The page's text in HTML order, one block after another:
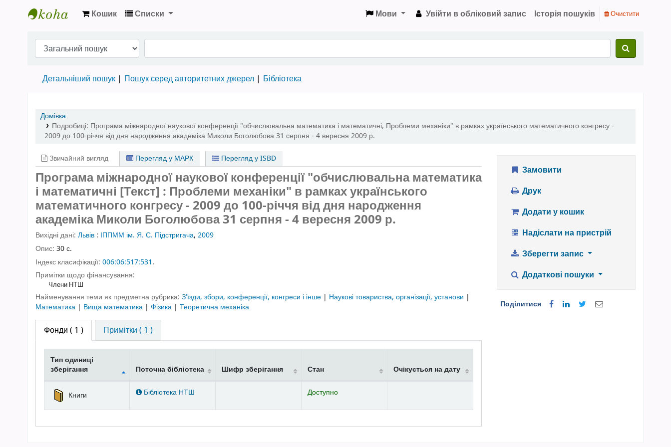
Кошик Списки Мови Увійти в обліковий запис Історія пошуків Очистити
Детальніший пошук Пошук серед авторитетних джерел Бібліотека
Домівка
Подробиці: Програма міжнародної наукової конференції "обчислювальна математика і математичні, Проблеми механіки" в рамках українського математичного конгресу -
2009 до 100-річчя від дня народження академіка Миколи Боголюбова 31 серпня - 4 вересня 2009 р.
Звичайний вигляд Перегляд у МАРК Перегляд у ISBD
Програма міжнародної наукової конференції "обчислювальна математика
і математичні [Текст] : Проблеми механіки" в рамках українського
математичного конгресу - 2009 до 100-річчя від дня народження
академіка Миколи Боголюбова 31 серпня - 4 вересня 2009 р.
Вихідні дані: Львів : ІППММ ім. Я. С. Підстригача, 2009
Опис: 30 с.
Індекс класифікації: 006:06:517:531.
Примітки щодо фінансування:
Члени НТШ
Найменування теми як предметна рубрика: Зʼїзди, збори, конференції, конгреси і інше | Наукові товариства, організації, установи |
Математика | Вища математика | Фізика | Теоретична механіка
Фонди ( 1 ) Примітки ( 1 )
Фонди
Тип одиниці
зберігання
Поточна бібліотека Шифр зберігання Стан Очікується на дату
Книги Бібліотека НТШ Доступно
Замовити
Друк
Додати у кошик
Надіслати на пристрій
Зберегти запис
Додаткові пошуки
Поділитися